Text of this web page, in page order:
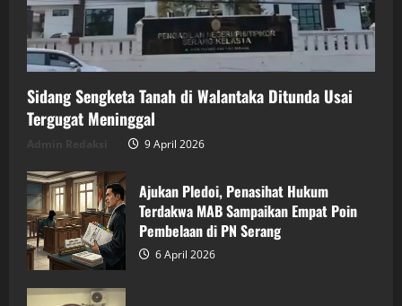
Sidang Sengketa Tanah di Walantaka Ditunda Usai
Tergugat Meninggal
9 April 2026
Ajukan Pledoi, Penasihat Hukum
Terdakwa MAB Sampaikan Empat Poin
Pembelaan di PN Serang
6 April 2026